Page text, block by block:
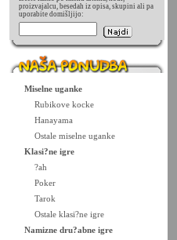
proizvajalcu, besedah iz opisa, skupini ali pa
uporabite domišljijo:
Miselne uganke
Rubikove kocke
Hanayama
Ostale miselne uganke
Klasi?ne igre
?ah
Poker
Tarok
Ostale klasi?ne igre
Namizne dru?abne igre